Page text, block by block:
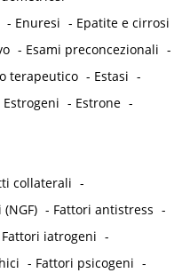
- Enuresi - Epatite e cirrosi
- Esami preconcezionali -
terapeutico - Estasi -
Estrogeni - Estrone -
collaterali -
- Fattori antistress -
Fattori iatrogeni -
- Fattori psicogeni -